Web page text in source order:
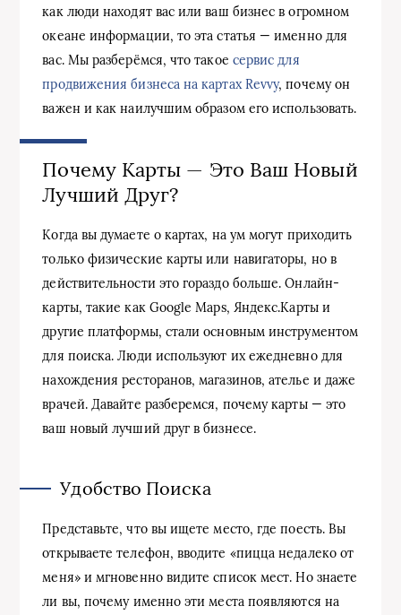
как люди находят вас или ваш бизнес в огромном
океане информации, то эта статья — именно для
вас. Мы разберёмся, что такое сервис для
продвижения бизнеса на картах Revvy, почему он
важен и как наилучшим образом его использовать.
Почему Карты — Это Ваш Новый
Лучший Друг?
Когда вы думаете о картах, на ум могут приходить
только физические карты или навигаторы, но в
действительности это гораздо больше. Онлайн-
карты, такие как Google Maps, Яндекс.Карты и
другие платформы, стали основным инструментом
для поиска. Люди используют их ежедневно для
нахождения ресторанов, магазинов, ателье и даже
врачей. Давайте разберемся, почему карты — это
ваш новый лучший друг в бизнесе.
Удобство Поиска
Представьте, что вы ищете место, где поесть. Вы
открываете телефон, вводите «пицца недалеко от
меня» и мгновенно видите список мест. Но знаете
ли вы, почему именно эти места появляются на